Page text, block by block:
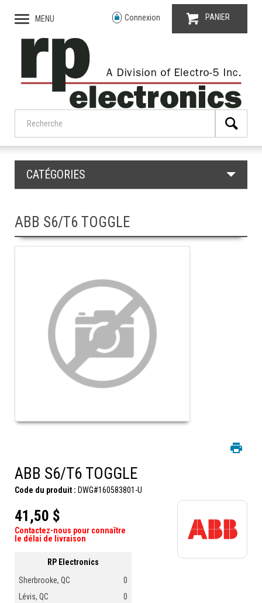
MENU Connexion PANIER
CATÉGORIES
ABB S6/T6 TOGGLE
ABB S6/T6 TOGGLE
Code du produit : DWG#160583801-U
41,50 $
Contactez-nous pour connaître
le délai de livraison
RP Electronics
Sherbrooke, QC
0
Lévis, QC
0